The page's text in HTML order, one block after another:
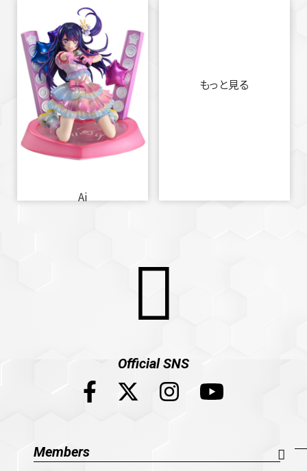
Ai
もっと見る
Official SNS
Members